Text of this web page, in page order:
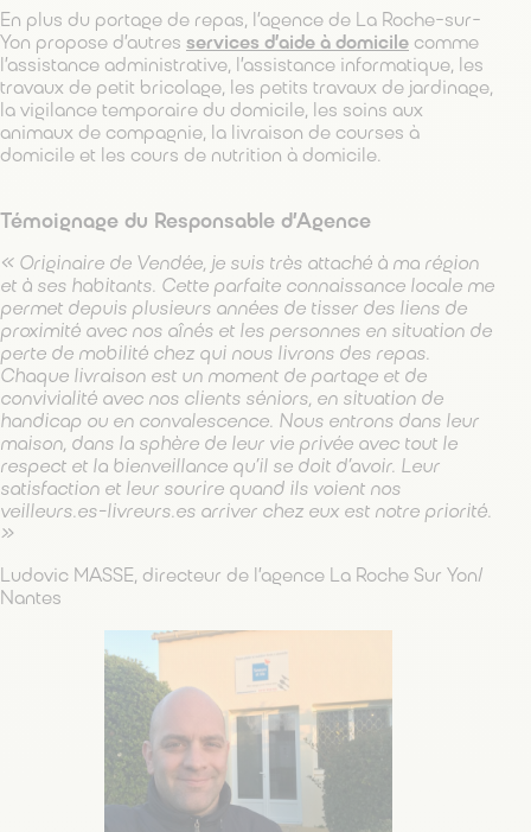
En plus du portage de repas, l’agence de La Roche-sur-
Yon propose d’autres services d’aide à domicile comme
l’assistance administrative, l’assistance informatique, les
travaux de petit bricolage, les petits travaux de jardinage,
la vigilance temporaire du domicile, les soins aux
animaux de compagnie, la livraison de courses à
domicile et les cours de nutrition à domicile.
Témoignage du Responsable d’Agence
« Originaire de Vendée, je suis très attaché à ma région
et à ses habitants. Cette parfaite connaissance locale me
permet depuis plusieurs années de tisser des liens de
proximité avec nos aînés et les personnes en situation de
perte de mobilité chez qui nous livrons des repas.
Chaque livraison est un moment de partage et de
convivialité avec nos clients séniors, en situation de
handicap ou en convalescence. Nous entrons dans leur
maison, dans la sphère de leur vie privée avec tout le
respect et la bienveillance qu’il se doit d’avoir. Leur
satisfaction et leur sourire quand ils voient nos
veilleurs.es-livreurs.es arriver chez eux est notre priorité.
»
Ludovic MASSE, directeur de l’agence La Roche Sur Yon/
Nantes